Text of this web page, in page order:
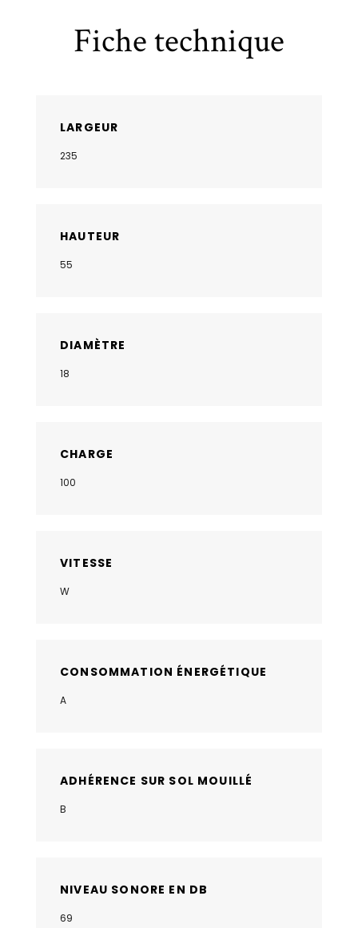
Fiche technique
LARGEUR
235
HAUTEUR
55
DIAMÈTRE
18
CHARGE
100
VITESSE
W
CONSOMMATION ÉNERGÉTIQUE
A
ADHÉRENCE SUR SOL MOUILLÉ
B
NIVEAU SONORE EN DB
69